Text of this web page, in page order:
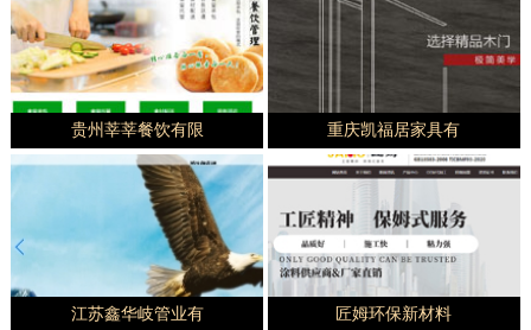
贵州莘莘餐饮有限 重庆凯福居家具有
江苏鑫华岐管业有 匠姆环保新材料